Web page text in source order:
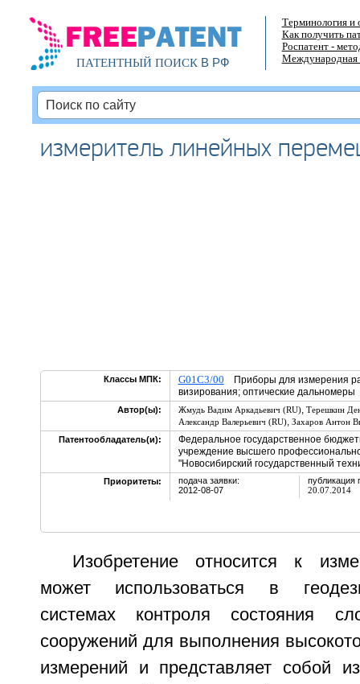
ПАТЕНТНЫЙ ПОИСКВ РФ
Терминология и
Как получить
Роспатент -
Международная
измеритель линейных
Классы МПК: G01C3/00 Приборы для измерения
визирования; оптические дальномеры
Автор(ы): Жмудь Вадим Аркадьевич (RU), Терешкин
Александр Валерьевич (RU), Захаров Антон
Патентообладатель(и):
Федеральное государственное
учреждение высшего
"Новосибирский государственный
Приоритеты:
подача заявки:
2012-08-07
публикация
20.07.2014
Изобретение относится к
может использоваться в
системах контроля состояния
сооружений для выполнения
измерений и представляет собой